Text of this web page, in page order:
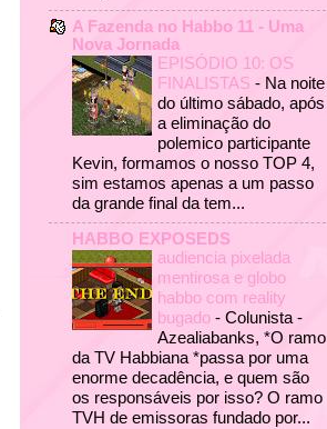
A Fazenda no Habbo 11 - Uma
Nova Jornada
EPISÓDIO 10: OS
FINALISTAS - Na noite
do último sábado, após
a eliminação do
polemico participante
Kevin, formamos o nosso TOP 4,
sim estamos apenas a um passo
da grande final da tem...
HABBO EXPOSEDS
audiencia pixelada
mentirosa e globo
habbo com reality
bugado - Colunista -
Azealiabanks, *O ramo
da TV Habbiana *passa por uma
enorme decadência, e quem são
os responsáveis por isso? O ramo
TVH de emissoras fundado por...